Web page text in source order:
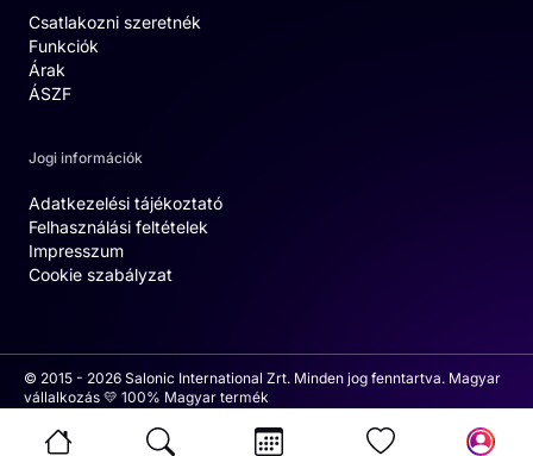
Csatlakozni szeretnék
Funkciók
Árak
ÁSZF
Jogi információk
Adatkezelési tájékoztató
Felhasználási feltételek
Impresszum
Cookie szabályzat
© 2015 - 2026 Salonic International Zrt. Minden jog fenntartva. Magyar
vállalkozás 💛 100% Magyar termék